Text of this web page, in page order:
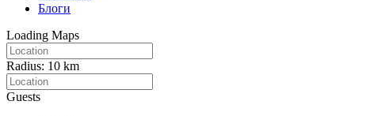
Блоги
Loading Maps
Radius: 10 km
Guests